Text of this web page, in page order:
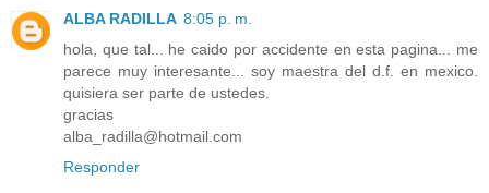
ALBA RADILLA 8:05 p. m.
hola, que tal... he caido por accidente en esta pagina... me
parece muy interesante... soy maestra del d.f. en mexico.
quisiera ser parte de ustedes.
gracias
alba_radilla@hotmail.com
Responder